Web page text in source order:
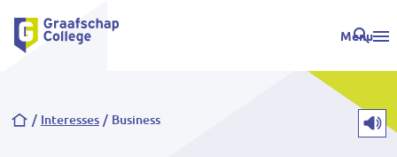
Menu
Kruimelpad
Interesses Business